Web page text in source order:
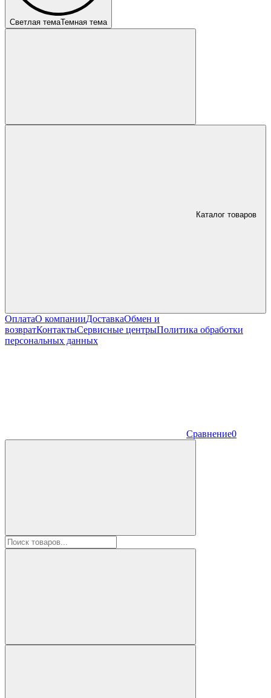
Светлая темаТемная тема
Каталог товаров
ОплатаО компанииДоставкаОбмен и
возвратКонтактыСервисные центрыПолитика обработки
персональных данных
Сравнение0